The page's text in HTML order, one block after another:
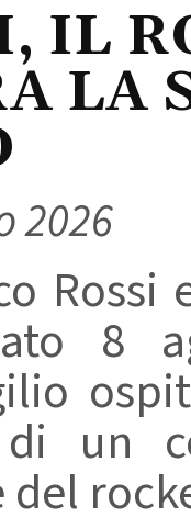
IL
LA
2026
8
di un